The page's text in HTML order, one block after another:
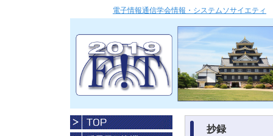
電子情報通信学会情報・システムソサイエティ
抄録